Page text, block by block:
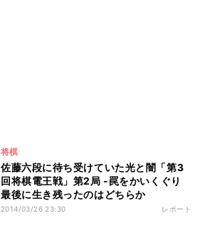
将棋
佐藤六段に待ち受けていた光と闇「第3
回将棋電王戦」第2局 -罠をかいくぐり
最後に生き残ったのはどちらか
2014/03/26 23:30 レポート